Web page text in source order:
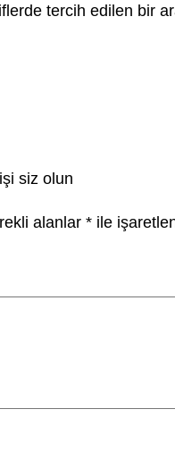
tercih edilen bir
siz olun
alanlar* ile